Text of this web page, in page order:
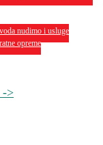
nudimo i usluge
opreme
->